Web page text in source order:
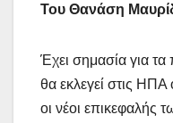
Του Θανάση
Έχει σημασία για
θα εκλεγεί στις ΗΠΑ
οι νέοι